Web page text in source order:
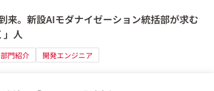
来。新設AIモダナイゼーション統括部が求む
」人
部門紹介 開発エンジニア